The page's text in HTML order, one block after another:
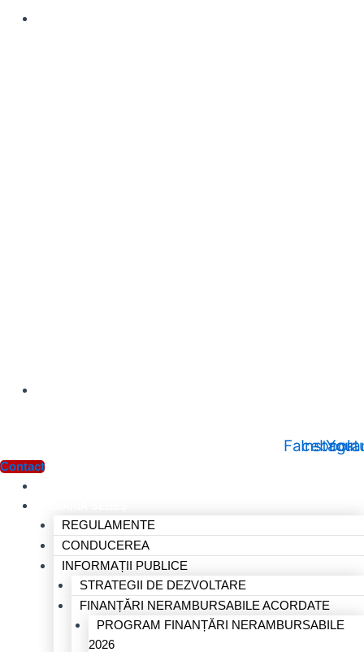
Facebook
Contact
REGULAMENTE
CONDUCEREA
INFORMAȚII PUBLICE
STRATEGII DE DEZVOLTARE
FINANȚĂRI NERAMBURSABILE ACORDATE
PROGRAM FINANȚĂRI NERAMBURSABILE
2026